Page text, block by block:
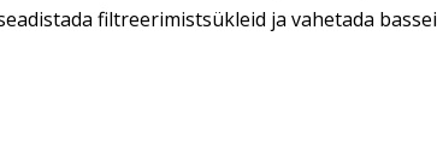
filtreerimistsükleid ja vahetada